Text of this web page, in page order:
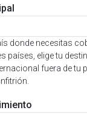
donde necesitas
países, elige tu
fuera de tu